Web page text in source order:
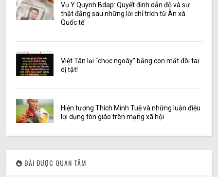
Vụ Y Quynh Bdap: Quyết định dẫn độ và sự
thật đằng sau những lời chỉ trích từ Ân xá
Quốc tế
Việt Tân lại “chọc ngoáy” bằng con mắt đôi tai
dị tật!
Hiện tượng Thích Minh Tuệ và những luận điệu
lợi dụng tôn giáo trên mạng xã hội
BÀI ĐƯỢC QUAN TÂM